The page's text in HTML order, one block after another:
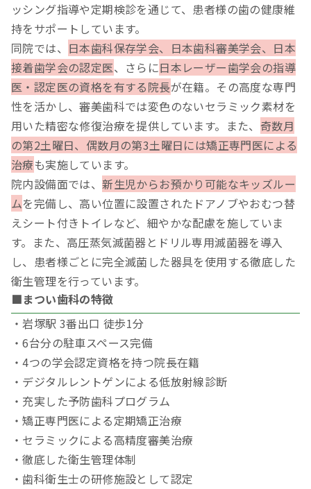
ッシング指導や定期検診を通じて、患者様の歯の健康維
持をサポートしています。
同院では、 日本歯科保存学会、日本歯科審美学会、日本
接着歯学会の認定医、さらに日本レーザー歯学会の指導
医・認定医の資格を有する院長が在籍。その高度な専門
性を活かし、審美歯科では変色のないセラミック素材を
用いた精密な修復治療を提供しています。また、 奇数月
の第2土曜日、偶数月の第3土曜日には矯正専門医による
治療も実施しています。
院内設備面では、新生児からお預かり可能なキッズルー
ムを完備し、高い位置に設置されたドアノブやおむつ替
えシート付きトイレなど、細やかな配慮を施していま
す。また、高圧蒸気滅菌器とドリル専用滅菌器を導入
し、患者様ごとに完全滅菌した器具を使用する徹底した
衛生管理を行っています。
■まつい歯科の特徴
・岩塚駅 3番出口 徒歩1分
・6台分の駐車スペース完備
・4つの学会認定資格を持つ院長在籍
・デジタルレントゲンによる低放射線診断
・充実した予防歯科プログラム
・矯正専門医による定期矯正治療
・セラミックによる高精度審美治療
・徹底した衛生管理体制
・歯科衛生士の研修施設として認定